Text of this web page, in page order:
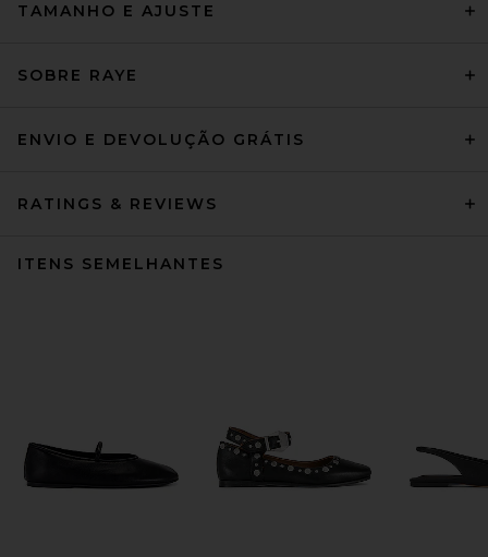
TAMANHO E AJUSTE
SOBRE RAYE
ENVIO E DEVOLUÇÃO GRÁTIS
RATINGS & REVIEWS
ITENS SEMELHANTES